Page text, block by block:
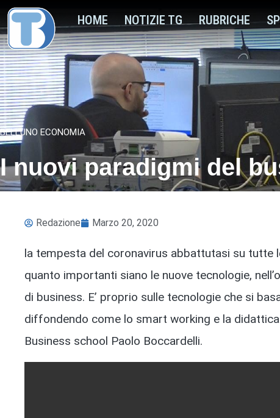
HOME NOTIZIE TG RUBRICHE
BELLUNO ECONOMIA
I nuovi paradigmi del
Redazione Marzo 20, 2020
la tempesta del coronavirus abbattutasi su
quanto importanti siano le nuove tecnologie,
di business. E’ proprio sulle tecnologie che si
diffondendo come lo smart working e la
Business school Paolo Boccardelli.